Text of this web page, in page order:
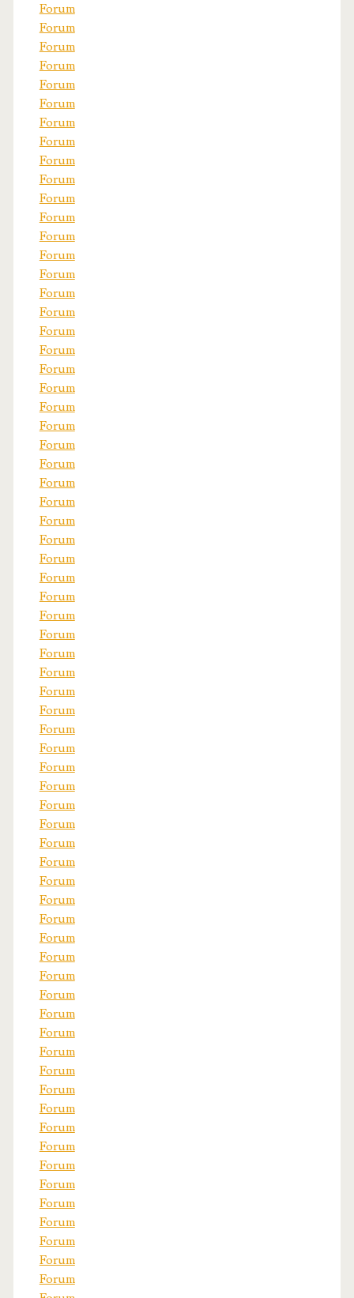
Forum
Forum
Forum
Forum
Forum
Forum
Forum
Forum
Forum
Forum
Forum
Forum
Forum
Forum
Forum
Forum
Forum
Forum
Forum
Forum
Forum
Forum
Forum
Forum
Forum
Forum
Forum
Forum
Forum
Forum
Forum
Forum
Forum
Forum
Forum
Forum
Forum
Forum
Forum
Forum
Forum
Forum
Forum
Forum
Forum
Forum
Forum
Forum
Forum
Forum
Forum
Forum
Forum
Forum
Forum
Forum
Forum
Forum
Forum
Forum
Forum
Forum
Forum
Forum
Forum
Forum
Forum
Forum